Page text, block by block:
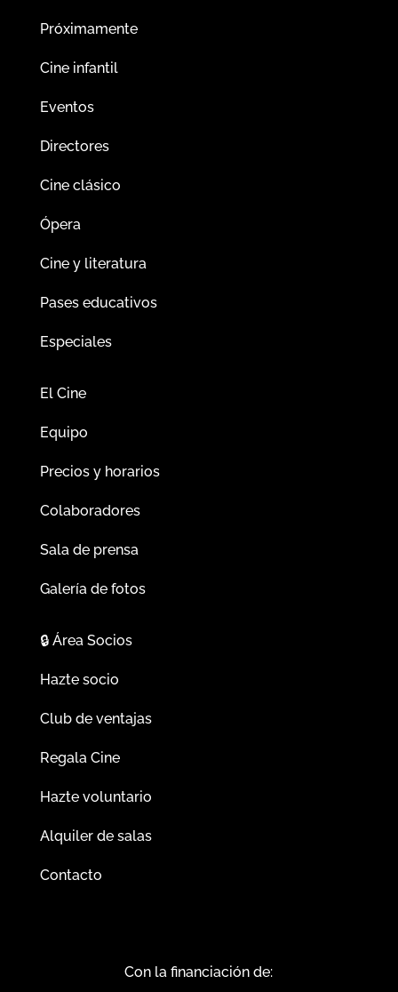
Próximamente
Cine infantil
Eventos
Directores
Cine clásico
Ópera
Cine y literatura
Pases educativos
Especiales
El Cine
Equipo
Precios y horarios
Colaboradores
Sala de prensa
Galería de fotos
🔒Área Socios
Hazte socio
Club de ventajas
Regala Cine
Hazte voluntario
Alquiler de salas
Contacto
Con la financiación de: